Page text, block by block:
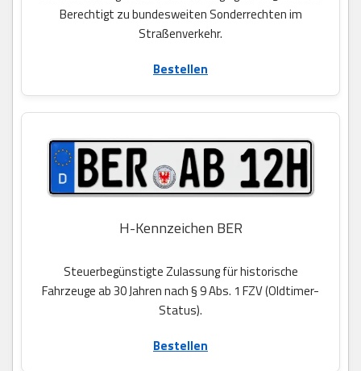
Berechtigt zu bundesweiten Sonderrechten im
Straßenverkehr.
Bestellen
H-Kennzeichen BER
Steuerbegünstigte Zulassung für historische
Fahrzeuge ab 30 Jahren nach § 9 Abs. 1 FZV (Oldtimer-
Status).
Bestellen